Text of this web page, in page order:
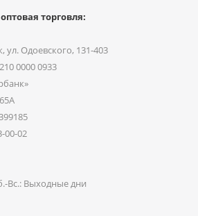
торговля:
ул. Одоевского, 131-403
0000 0933
00-02
Вс.: Выходные дни